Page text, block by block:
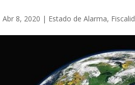
Abr 8, 2020 | Estado de Alarma,